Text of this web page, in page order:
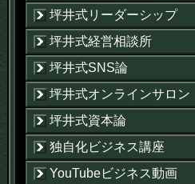
坪井式リーダーシップ
坪井式経営相談所
坪井式SNS論
坪井式オンラインサロン
坪井式資本論
独自化ビジネス講座
YouTubeビジネス動画